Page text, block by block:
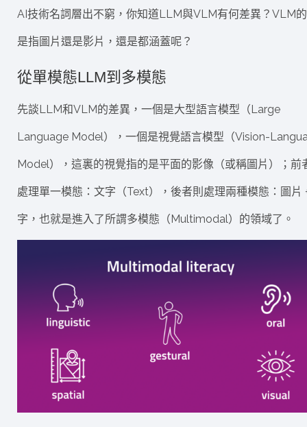
AI技術名詞層出不窮，你知道LLM與VLM有何差異？VLM
是指圖片還是影片，還是都涵蓋呢？
從單模態LLM到多模態
先談LLM和VLM的差異，一個是大型語言模型（Large
Language Model），一個是視覺語言模型（Vision-
Model），這裏的視覺指的是平面的影像（或稱圖片）；前
處理單一模態：文字（Text），後者則處理兩種模態：圖片
字，也就是進入了所謂多模態（Multimodal）的領域了。